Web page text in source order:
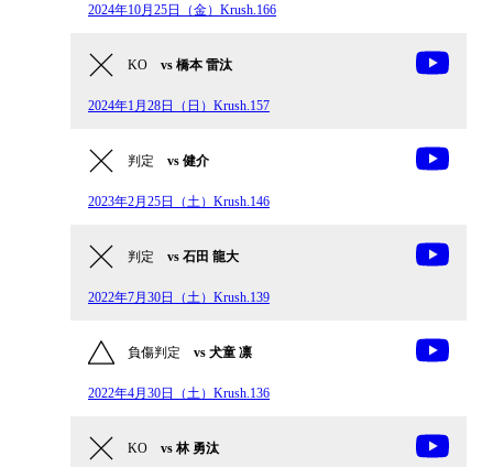
2024年10月25日（金）Krush.166
KO vs 橋本 雷汰
2024年1月28日（日）Krush.157
判定 vs 健介
2023年2月25日（土）Krush.146
判定 vs 石田 龍大
2022年7月30日（土）Krush.139
負傷判定 vs 犬童 凛
2022年4月30日（土）Krush.136
KO vs 林 勇汰